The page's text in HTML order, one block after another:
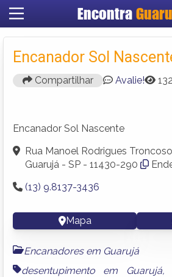
Encontra
Cadastrar
Criar
Encanador Sol
Compartilhar Avalie! 132
Encanador Sol Nascente
Rua Manoel Rodrigues
Guarujá - SP - 11430-290
(13) 9.8137-3436
Mapa
Encanadores em Guarujá
desentupimento em Guarujá,